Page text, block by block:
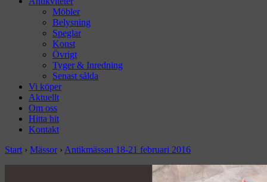
Möbler
Belysning
Speglar
Konst
Övrigt
Tyger & Inredning
Senast sålda
Vi köper
Aktuellt
Om oss
Hitta hit
Kontakt
Start › Mässor› Antikmässan 18-21 februari 2016